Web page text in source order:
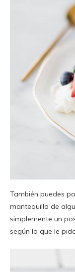
También puedes
mantequilla de
simplemente un
según lo que le